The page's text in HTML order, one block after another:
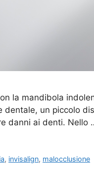
la mandibola
un piccolo
danni ai denti. Nello
, invisalign, malocclusione